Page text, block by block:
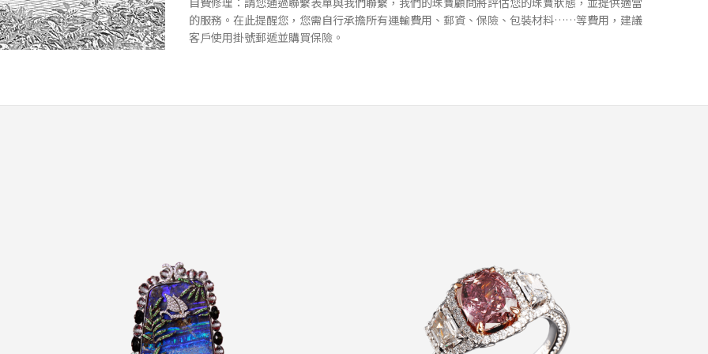
的服務。在此提醒您，您需⾃⾏承擔所有運輸費⽤、郵資、保險、包裝材料……等費⽤，建議
客⼾使⽤掛號郵遞並購買保險。